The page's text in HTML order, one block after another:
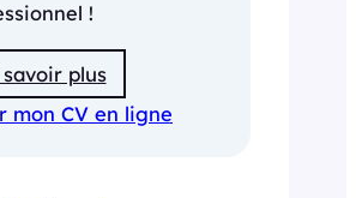
!
savoir plus
mon CV en ligne